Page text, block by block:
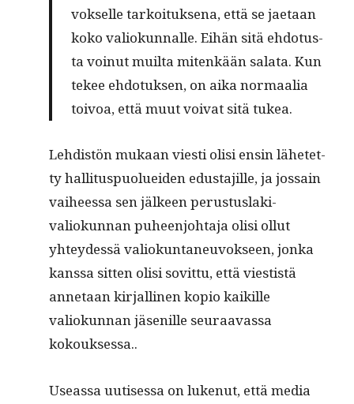
vok­selle tarkoituk­se­na, että se jae­taan
koko valiokun­nalle. Eihän sitä ehdo­tus­
ta voin­ut muil­ta mitenkään sala­ta. Kun
tekee ehdo­tuk­sen, on aika nor­maalia
toivoa, että muut voivat sitä tukea.
Lehdis­tön mukaan viesti olisi ensin lähetet­
ty hal­li­tus­puoluei­den edus­ta­jille, ja jos­sain
vai­heessa sen jäl­keen perus­tus­laki­
valiokun­nan puheen­jo­hta­ja olisi ollut
yhtey­dessä valiokun­ta­neu­vok­seen, jon­ka
kanssa sit­ten olisi sovit­tu, että viestistä
annetaan kir­jalli­nen kopio kaikille
valiokun­nan jäse­nille seu­raavas­sa
kokouksessa..
Use­assa uutises­sa on lukenut, että media